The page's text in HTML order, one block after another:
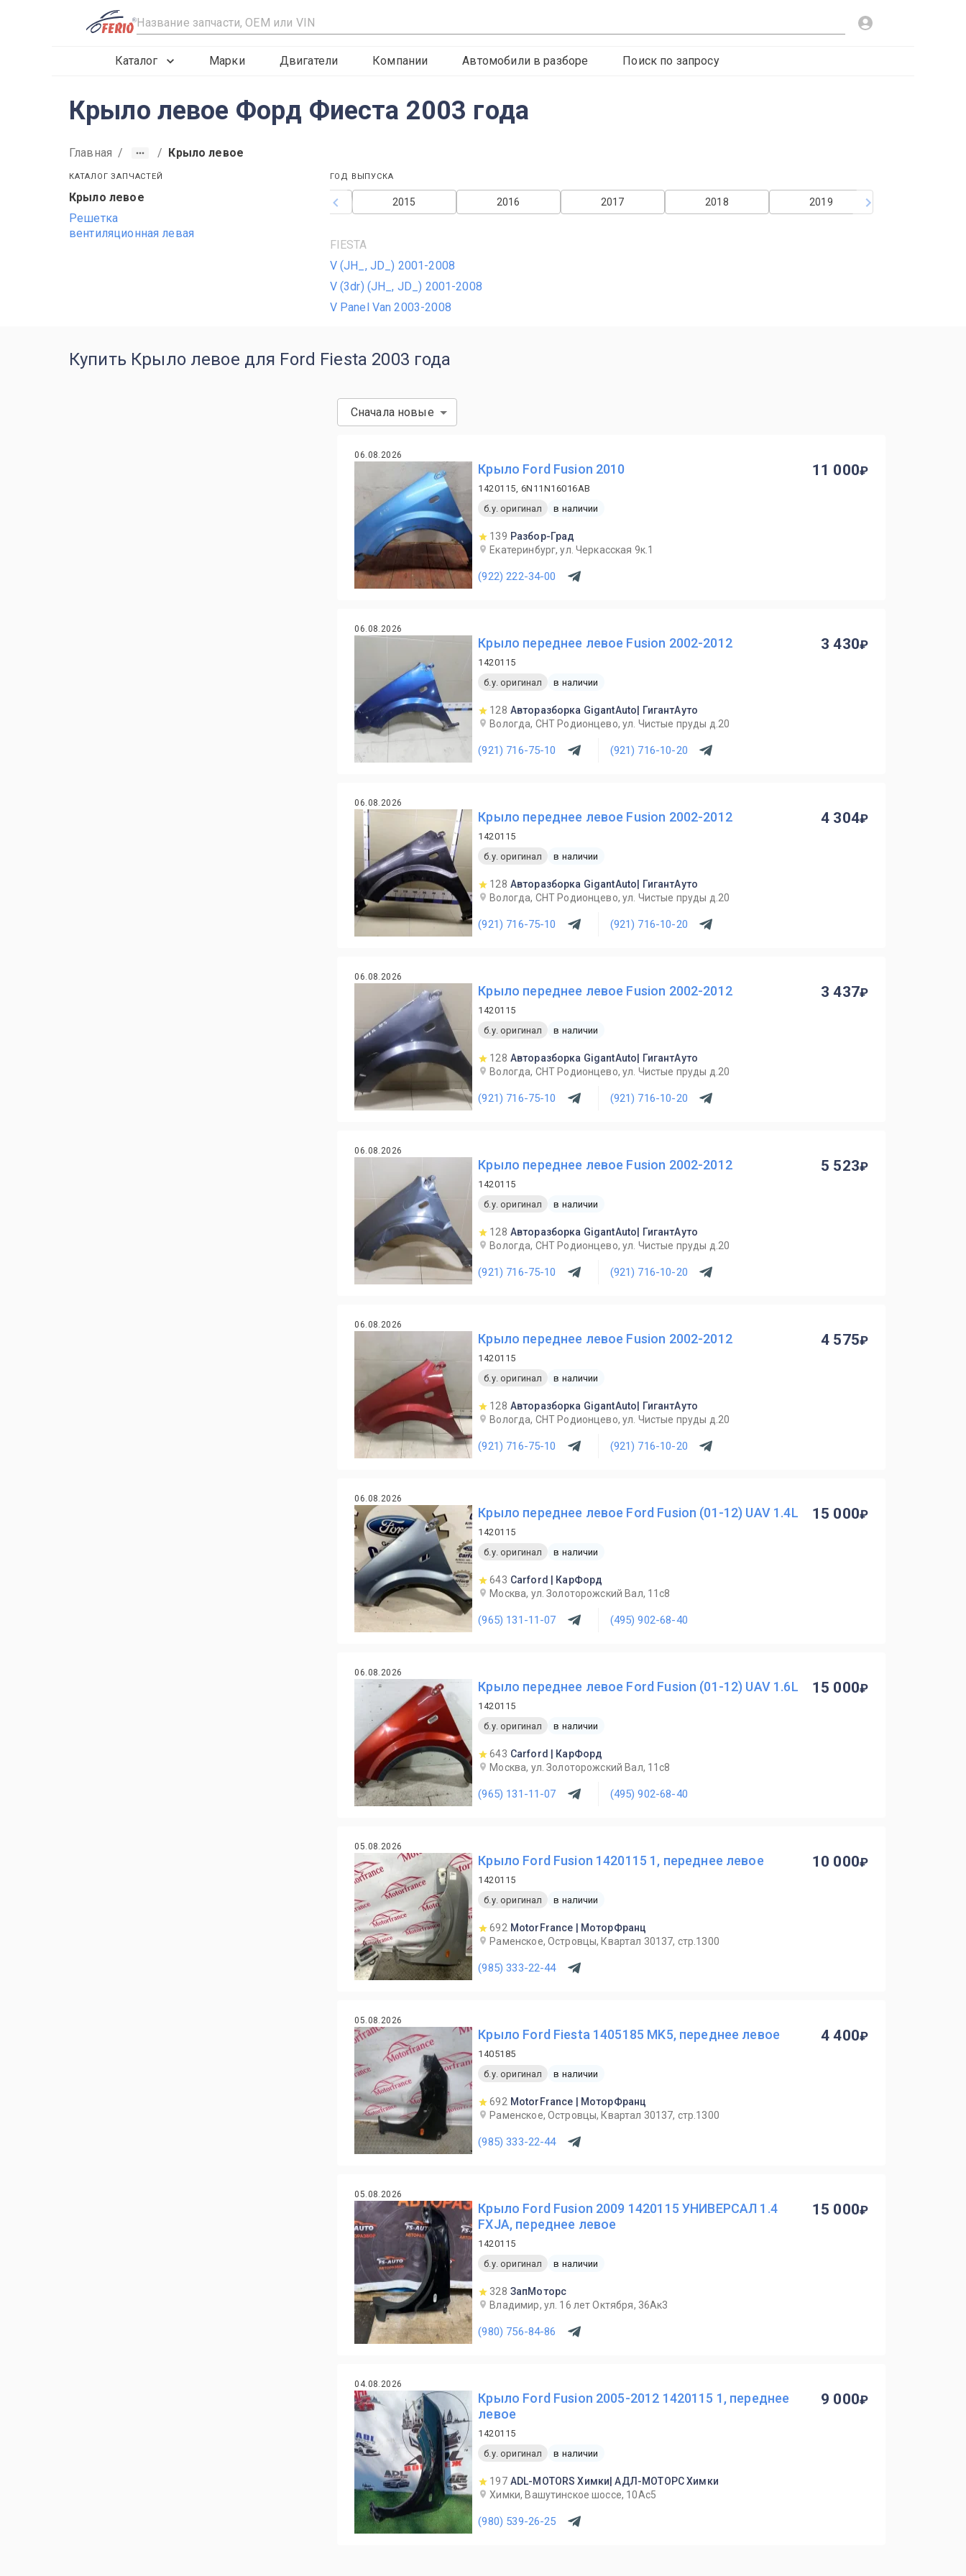
R
Каталог Марки Двигатели Компании Автомобили в разборе Поиск по запросу
Крыло левое Форд Фиеста 2003 года
Главная / / Крыло левое
КАТАЛОГ ЗАПЧАСТЕЙ
Крыло левое
Решетка
вентиляционная левая
ГОД ВЫПУСКА
2019
2018
2017
2016
2015
2012
FIESTA
V (JH_, JD_) 2001-2008
V (3dr) (JH_, JD_) 2001-2008
V Panel Van 2003-2008
Купить Крыло левое для Ford Fiesta 2003 года
Сначала новые
06.08.2026
Крыло Ford Fusion 2010
1420115, 6N11N16016AB
б.у. оригинал
в наличии
139 Разбор-Град
Екатеринбург, ул. Черкасская 9к.1
(922) 222-34-00
11 000
06.08.2026
Крыло переднее левое Fusion 2002-2012
1420115
б.у. оригинал
в наличии
128 Авторазборка GigantAuto| ГигантАуто
Вологда, СНТ Родионцево, ул. Чистые пруды д.20
(921) 716-75-10 (921) 716-10-20
3 430
06.08.2026
Крыло переднее левое Fusion 2002-2012
1420115
б.у. оригинал
в наличии
128 Авторазборка GigantAuto| ГигантАуто
Вологда, СНТ Родионцево, ул. Чистые пруды д.20
(921) 716-75-10 (921) 716-10-20
4 304
06.08.2026
Крыло переднее левое Fusion 2002-2012
1420115
б.у. оригинал
в наличии
128 Авторазборка GigantAuto| ГигантАуто
Вологда, СНТ Родионцево, ул. Чистые пруды д.20
(921) 716-75-10 (921) 716-10-20
3 437
06.08.2026
Крыло переднее левое Fusion 2002-2012
1420115
б.у. оригинал
в наличии
128 Авторазборка GigantAuto| ГигантАуто
Вологда, СНТ Родионцево, ул. Чистые пруды д.20
(921) 716-75-10 (921) 716-10-20
5 523
06.08.2026
Крыло переднее левое Fusion 2002-2012
1420115
б.у. оригинал
в наличии
128 Авторазборка GigantAuto| ГигантАуто
Вологда, СНТ Родионцево, ул. Чистые пруды д.20
(921) 716-75-10 (921) 716-10-20
4 575
06.08.2026
Крыло переднее левое Ford Fusion (01-12) UAV 1.4L
1420115
б.у. оригинал
в наличии
643 Carford | КарФорд
Москва, ул. Золоторожский Вал, 11с8
(965) 131-11-07 (495) 902-68-40
15 000
06.08.2026
Крыло переднее левое Ford Fusion (01-12) UAV 1.6L
1420115
б.у. оригинал
в наличии
643 Carford | КарФорд
Москва, ул. Золоторожский Вал, 11с8
(965) 131-11-07 (495) 902-68-40
15 000
05.08.2026
Крыло Ford Fusion 1420115 1, переднее левое
1420115
б.у. оригинал
в наличии
692 MotorFrance | МоторФранц
Раменское, Островцы, Квартал 30137, стр.1300
(985) 333-22-44
10 000
05.08.2026
Крыло Ford Fiesta 1405185 MK5, переднее левое
1405185
б.у. оригинал
в наличии
692 MotorFrance | МоторФранц
Раменское, Островцы, Квартал 30137, стр.1300
(985) 333-22-44
4 400
05.08.2026
Крыло Ford Fusion 2009 1420115 УНИВЕРСАЛ 1.4
FXJA, переднее левое
1420115
б.у. оригинал
в наличии
328 ЗапМоторс
Владимир, ул. 16 лет Октября, 36Ак3
(980) 756-84-86
15 000
04.08.2026
Крыло Ford Fusion 2005-2012 1420115 1, переднее
левое
1420115
б.у. оригинал
в наличии
197 ADL-MOTORS Химки| АДЛ-МОТОРС Химки
Химки, Вашутинское шоссе, 10Ас5
(980) 539-26-25
9 000